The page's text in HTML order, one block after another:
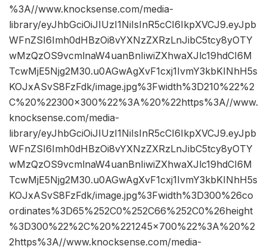
%3A//www.knocksense.com/media-
library/eyJhbGciOiJIUzI1NiIsInR5cCI6IkpXVCJ9.eyJpb
WFnZSI6Imh0dHBzOi8vYXNzZXRzLnJibC5tcy8yOTY
wMzQzOS9vcmlnaW4uanBnIiwiZXhwaXJlc19hdCI6M
TcwMjE5Njg2M30.u0AGwAgXvF1cxj1IvmY3kbKINhH5s
KOJxASvS8FzFdk/image.jpg%3Fwidth%3D210%22%2
C%20%22300×300%22%3A%20%22https%3A//www.
knocksense.com/media-
library/eyJhbGciOiJIUzI1NiIsInR5cCI6IkpXVCJ9.eyJpb
WFnZSI6Imh0dHBzOi8vYXNzZXRzLnJibC5tcy8yOTY
wMzQzOS9vcmlnaW4uanBnIiwiZXhwaXJlc19hdCI6M
TcwMjE5Njg2M30.u0AGwAgXvF1cxj1IvmY3kbKINhH5s
KOJxASvS8FzFdk/image.jpg%3Fwidth%3D300%26co
ordinates%3D65%252C0%252C66%252C0%26height
%3D300%22%2C%20%221245×700%22%3A%20%2
2https%3A//www.knocksense.com/media-